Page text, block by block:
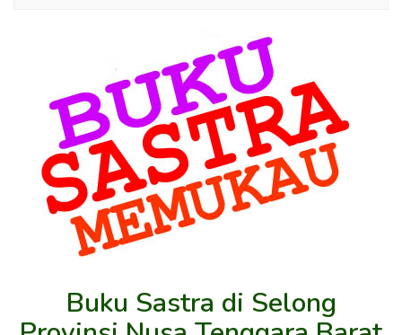
Buku Sastra di Selong